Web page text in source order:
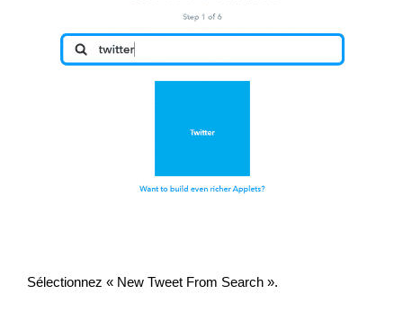
Sélectionnez « New Tweet From Search ».